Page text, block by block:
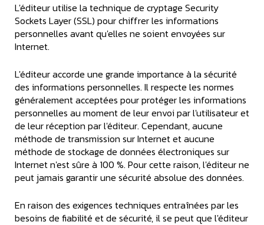
L'éditeur utilise la technique de cryptage Security
Sockets Layer (SSL) pour chiffrer les informations
personnelles avant qu'elles ne soient envoyées sur
Internet.
L'éditeur accorde une grande importance à la sécurité
des informations personnelles. Il respecte les normes
généralement acceptées pour protéger les informations
personnelles au moment de leur envoi par l'utilisateur et
de leur réception par l'éditeur. Cependant, aucune
méthode de transmission sur Internet et aucune
méthode de stockage de données électroniques sur
Internet n'est sûre à 100 %. Pour cette raison, l'éditeur ne
peut jamais garantir une sécurité absolue des données.
En raison des exigences techniques entraînées par les
besoins de fiabilité et de sécurité, il se peut que l'éditeur